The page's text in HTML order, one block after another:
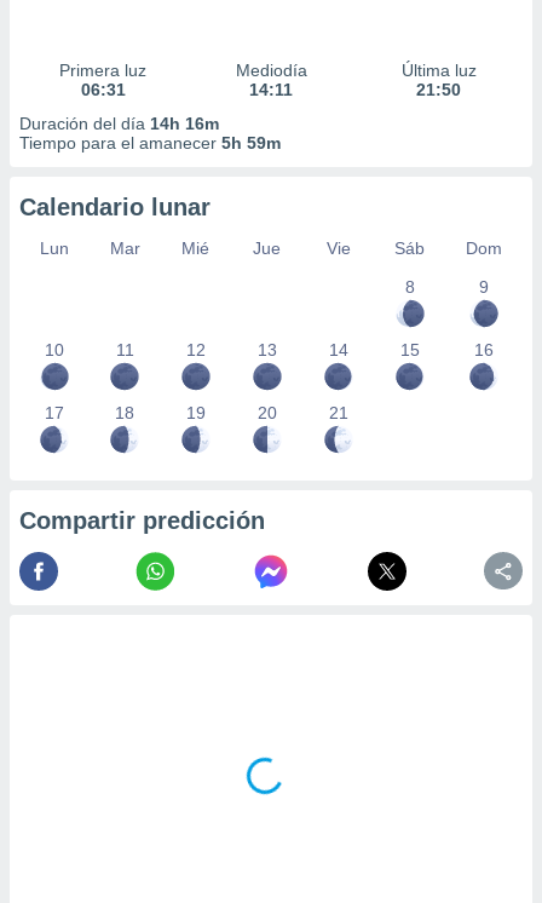
Primera luz
06:31
Mediodía
14:11
Última luz
21:50
Duración del día 14h 16m
Tiempo para el amanecer 5h 59m
Calendario lunar
Lun Mar Mié Jue Vie Sáb
Dom
8
9
10 11 12 13 14 15 16
17 18 19 20 21
Compartir predicción